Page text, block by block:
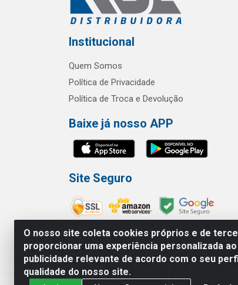
O nosso site coleta cookies próprios e de
proporcionar uma experiência personalizada
publicidade relevante de acordo com o seu
qualidade do nosso site.
Institucional
Quem Somos
Política de Privacidade
Política de Troca e Devolução
Baixe já nosso APP
Site Seguro
RBL Distribuidora